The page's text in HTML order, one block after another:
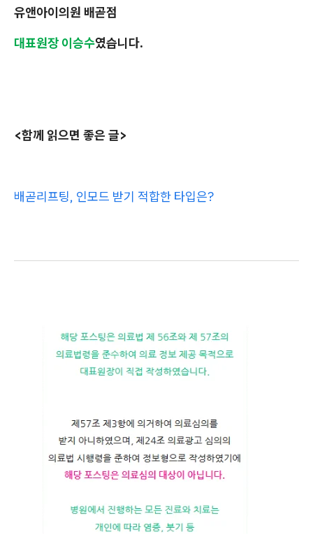
유앤아이의원 배곧점
대표원장 이승수였습니다.
<함께 읽으면 좋은 글>
배곧리프팅, 인모드 받기 적합한 타입은?